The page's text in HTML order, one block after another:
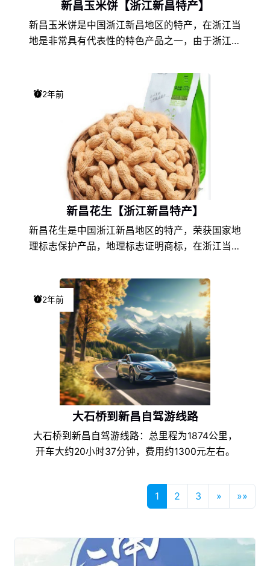
新昌玉米饼【浙江新昌特产】
新昌玉米饼是中国浙江新昌地区的特产，在浙江当
地是非常具有代表性的特色产品之一，由于浙江新
土人情的差异，使得新昌玉米饼在浙江特产中独具
一格，享誉盛名，深受新昌玉米饼爱好者们的喜
爱。
2年前
新昌花生【浙江新昌特产】
新昌花生是中国浙江新昌地区的特产，荣获国家地
理标志保护产品，地理标志证明商标，在浙江当地
的地理环境条件和饮食文化的不同，以及地方风土
人情的差异，使得新昌花生在浙江特产中独具一
格，享誉盛名，深受新昌花生爱好者们的喜爱。
2年前
大石桥到新昌自驾游线路
大石桥到新昌自驾游线路：总里程为1874公里，
开车大约20小时37分钟，费用约1300元左右。
1 2 3 » »»